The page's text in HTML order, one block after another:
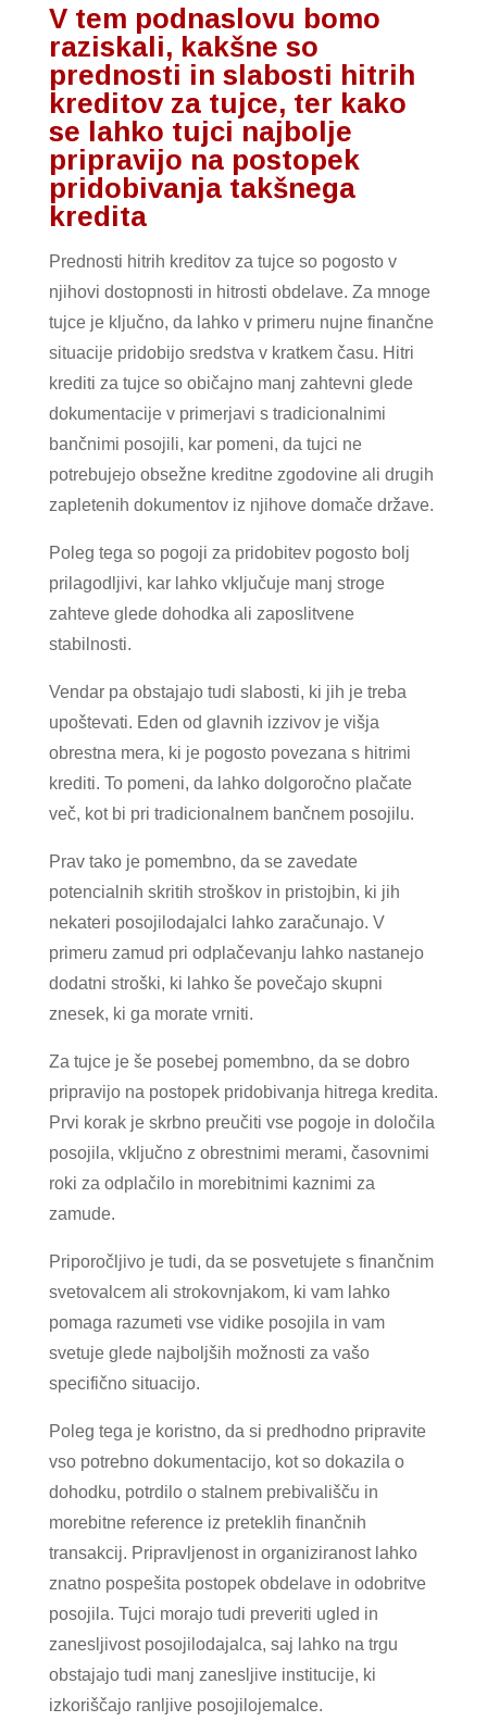
V tem podnaslovu bomo
raziskali, kakšne so
prednosti in slabosti hitrih
kreditov za tujce, ter kako
se lahko tujci najbolje
pripravijo na postopek
pridobivanja takšnega
kredita
Prednosti hitrih kreditov za tujce so pogosto v
njihovi dostopnosti in hitrosti obdelave. Za mnoge
tujce je ključno, da lahko v primeru nujne finančne
situacije pridobijo sredstva v kratkem času. Hitri
krediti za tujce so običajno manj zahtevni glede
dokumentacije v primerjavi s tradicionalnimi
bančnimi posojili, kar pomeni, da tujci ne
potrebujejo obsežne kreditne zgodovine ali drugih
zapletenih dokumentov iz njihove domače države.
Poleg tega so pogoji za pridobitev pogosto bolj
prilagodljivi, kar lahko vključuje manj stroge
zahteve glede dohodka ali zaposlitvene
stabilnosti.
Vendar pa obstajajo tudi slabosti, ki jih je treba
upoštevati. Eden od glavnih izzivov je višja
obrestna mera, ki je pogosto povezana s hitrimi
krediti. To pomeni, da lahko dolgoročno plačate
več, kot bi pri tradicionalnem bančnem posojilu.
Prav tako je pomembno, da se zavedate
potencialnih skritih stroškov in pristojbin, ki jih
nekateri posojilodajalci lahko zaračunajo. V
primeru zamud pri odplačevanju lahko nastanejo
dodatni stroški, ki lahko še povečajo skupni
znesek, ki ga morate vrniti.
Za tujce je še posebej pomembno, da se dobro
pripravijo na postopek pridobivanja hitrega kredita.
Prvi korak je skrbno preučiti vse pogoje in določila
posojila, vključno z obrestnimi merami, časovnimi
roki za odplačilo in morebitnimi kaznimi za
zamude.
Priporočljivo je tudi, da se posvetujete s finančnim
svetovalcem ali strokovnjakom, ki vam lahko
pomaga razumeti vse vidike posojila in vam
svetuje glede najboljših možnosti za vašo
specifično situacijo.
Poleg tega je koristno, da si predhodno pripravite
vso potrebno dokumentacijo, kot so dokazila o
dohodku, potrdilo o stalnem prebivališču in
morebitne reference iz preteklih finančnih
transakcij. Pripravljenost in organiziranost lahko
znatno pospešita postopek obdelave in odobritve
posojila. Tujci morajo tudi preveriti ugled in
zanesljivost posojilodajalca, saj lahko na trgu
obstajajo tudi manj zanesljive institucije, ki
izkoriščajo ranljive posojilojemalce.